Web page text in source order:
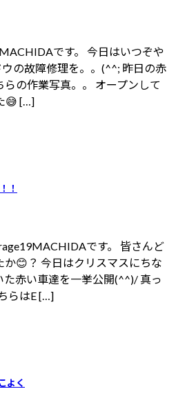
です。 今日はいつぞや
の故障修理を。。(^^; 昨日の赤
の作業写真。。 オープンして
😅 […]
！
です。 皆さんど
😊？ 今日はクリスマスにちな
赤い車達を一挙公開(^^)/ 真っ
らはE […]
よく